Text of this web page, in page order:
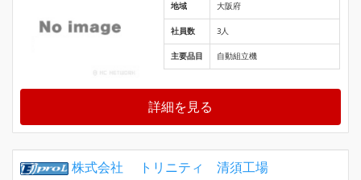
地域 大阪府
社員数 3人
主要品目 自動組立機
詳細を見る
株式会社 トリニティ 清須工場